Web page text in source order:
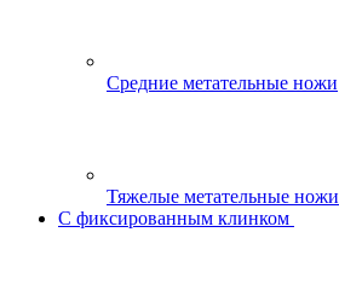
Средние метательные ножи
Тяжелые метательные ножи
С фиксированным клинком